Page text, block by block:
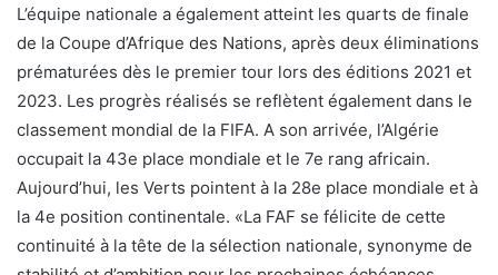
L’équipe nationale a également atteint les quarts de finale
de la Coupe d’Afrique des Nations, après deux éliminations
prématurées dès le premier tour lors des éditions 2021 et
2023. Les progrès réalisés se reflètent également dans le
classement mondial de la FIFA. A son arrivée, l’Algérie
occupait la 43e place mondiale et le 7e rang africain.
Aujourd’hui, les Verts pointent à la 28e place mondiale et à
la 4e position continentale. «La FAF se félicite de cette
continuité à la tête de la sélection nationale, synonyme de